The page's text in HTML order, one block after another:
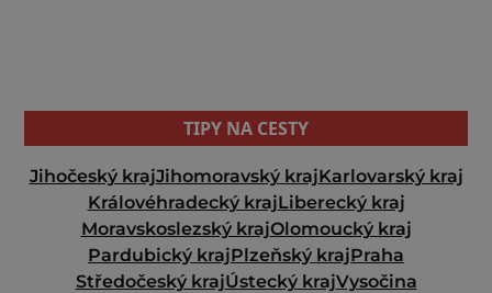
TIPY NA CESTY
Jihočeský krajJihomoravský krajKarlovarský kraj
Královéhradecký krajLiberecký kraj
Moravskoslezský krajOlomoucký kraj
Pardubický krajPlzeňský krajPraha
Středočeský krajÚstecký krajVysočina